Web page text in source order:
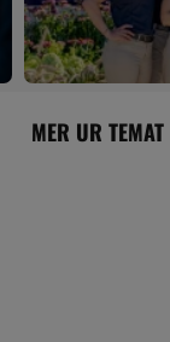
MER UR TEMAT